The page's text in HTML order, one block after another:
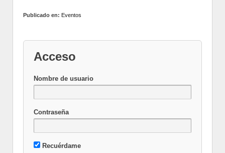
Publicado en: Eventos
Acceso
Nombre de usuario
Contraseña
Recuérdame